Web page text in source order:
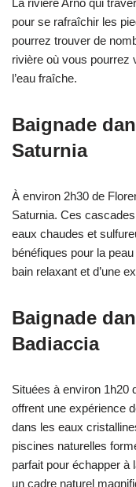
La rivière Arno qui
pour se rafraîchir les
pourrez trouver de
rivière où vous pourrez
l’eau fraîche.
Baignade
Saturnia
À environ 2h30 de
Saturnia. Ces
eaux chaudes et
bénéfiques pour la
bain relaxant et d’une
Baignade
Badiaccia
Situées à environ 1h20
offrent une expérience
dans les eaux
piscines naturelles
parfait pour échapper à
un cadre naturel